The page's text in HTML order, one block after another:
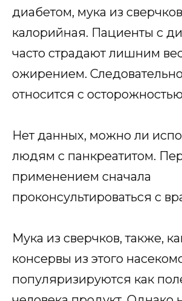
диабетом, мука из сверчков
калорийная. Пациенты с
часто страдают лишним
ожирением.
относится с
Нет данных, можно ли
людям с панкреатитом.
применением сначала
проконсультироваться с
Мука из сверчков, также,
консервы из этого
популяризируются как